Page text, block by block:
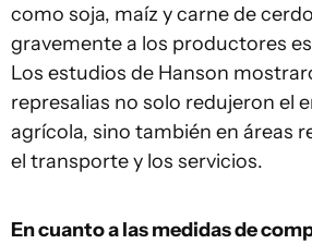
como soja, maíz y carne de
gravemente a los productores
Los estudios de Hanson
represalias no solo redujeron el
agrícola, sino también en áreas
el transporte y los servicios.
En cuanto a las medidas de